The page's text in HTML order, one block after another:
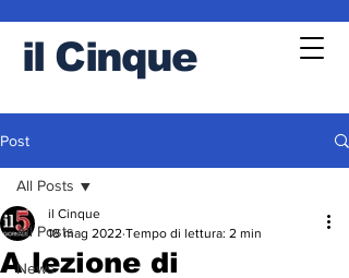
il Cinque
Post
All Posts
News
All Posts
A lezione di
il Cinque
18 mag 2022 Tempo di lettura: 2 min